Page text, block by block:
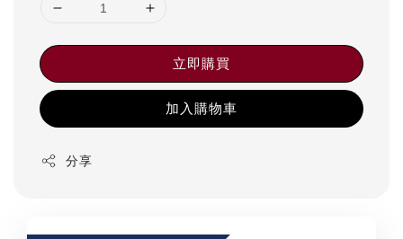
立即購買
加入購物車
分享